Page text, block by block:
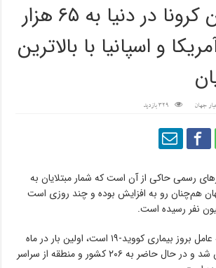
آمار قربانیان کرونا در دنیا به ۶۵ هزار
و اسپانیا با بالاترین
جهان 329 بازدید
روا 24، آمارهای رسمی حاکی از آن است که شمار مبتلایان به
جهان هم‌چنان رو به افزایش بوده و چند روزی است
نفر رسیده است.
کروناویروس جدید که عامل بروز بیماری کووید-۱۹ است، اولین بار در ماه
دسامبر در چین گزارش شد و در حال حاضر به ۲۰۶ کشور و منطقه از سراسر